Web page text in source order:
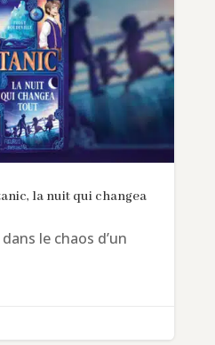
la nuit qui changea
le chaos d’un